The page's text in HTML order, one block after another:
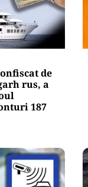
de
rus, a
187